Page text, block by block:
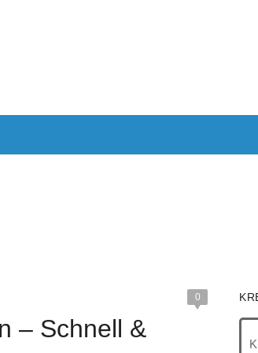
0
– Schnell &